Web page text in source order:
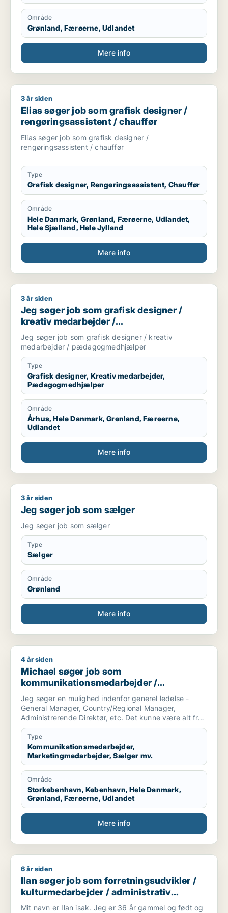
Område
Grønland, Færøerne, Udlandet
Mere info
Elias søger job som grafisk designer / rengøringsassistent /
3 år siden
Elias søger job som grafisk designer /
rengøringsassistent / chauffør
Elias søger job som grafisk designer /
rengøringsassistent / chauffør
Type
Grafisk designer, Rengøringsassistent, Chauffør
Område
Hele Danmark, Grønland, Færøerne, Udlandet,
Hele Sjælland, Hele Jylland
Mere info
Jeg søger job som grafisk designer / kreativ medarbejder
3 år siden
Jeg søger job som grafisk designer /
kreativ medarbejder /
pædagogmedhjælper
Jeg søger job som grafisk designer / kreativ
medarbejder / pædagogmedhjælper
Type
Grafisk designer, Kreativ medarbejder,
Pædagogmedhjælper
Område
Århus, Hele Danmark, Grønland, Færøerne,
Udlandet
Mere info
Jeg søger job som sælger
3 år siden
Jeg søger job som sælger
Jeg søger job som sælger
Type
Sælger
Område
Grønland
Mere info
Michael søger job som kommunikationsmedarbejder /
4 år siden
Michael søger job som
kommunikationsmedarbejder /
marketingmedarbejder / sælger /
forretningsudvikler / kulturmedarbejder
Jeg søger en mulighed indenfor generel ledelse -
General Manager, Country/Regional Manager,
Administrerende Direktør, etc. Det kunne være alt fra
en startup virksomhed til et etableret selskab.
Branchen er i udgangspunktet mindre vigtig for mig,
så længe at virksomheden har et godt produkt og
gode værdier.
Jeg er selv af natur en pragmatisk, menneskelig og
omstillingsparat leder, som ynder at se på helheden
og de store træk, men med et stærkt fokus på
bundlinien.
Type
Kommunikationsmedarbejder,
Marketingmedarbejder, Sælger mv.
Område
Storkøbenhavn, København, Hele Danmark,
Grønland, Færøerne, Udlandet
Mere info
Ilan søger job som forretningsudvikler / kulturmedarbejder
6 år siden
Ilan søger job som forretningsudvikler /
kulturmedarbejder / administrativ
medarbejder / projektleder / pr-konsulent
Mit navn er Ilan isak. Jeg er 36 år gammel og født og